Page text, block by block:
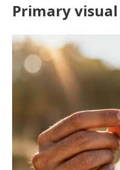
Primary visual